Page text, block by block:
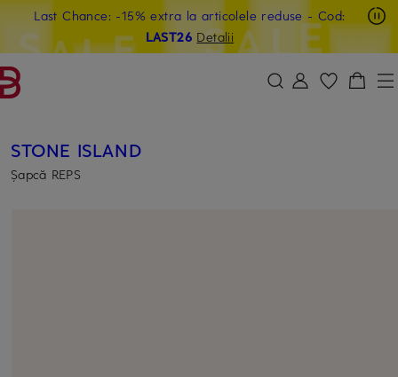
SARI LA CONȚINUTUL PRINCIPAL SARI LA CÂMPUL DE CĂUTARE
Last Chance: -15% extra la articolele reduse - Cod:
LAST26 Detalii
STONE ISLAND
Șapcă REPS